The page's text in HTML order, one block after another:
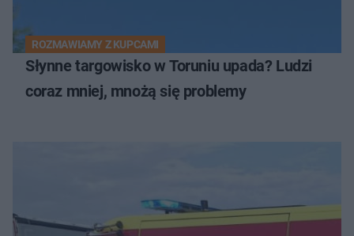
ROZMAWIAMY Z KUPCAMI
Słynne targowisko w Toruniu upada? Ludzi
coraz mniej, mnożą się problemy